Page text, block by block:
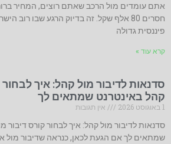
אתם עומדים מול הרכב שאתם רוצים, המחיר
חסרים 80 אלף שקל. זה בדיוק הרגע שבו
פיננסית גדולה
קרא עוד »
סדנאות לדיבור מול קהל: איך לבחור
קהל באינטרנט שמתאים לך
1 באוגוסט 2026
אין תגובות
סדנאות לדיבור מול קהל: איך לבחור קורס דיבור
שמתאים לך אם הגעת לכאן, כנראה שדיבור מול